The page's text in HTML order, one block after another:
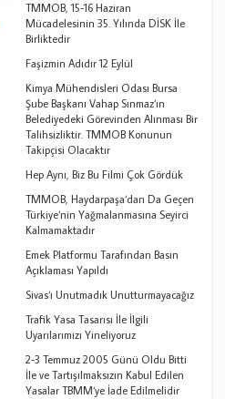
TMMOB, 15-16 Haziran
Mücadelesinin 35. Yılında DİSK İle
Birliktedir
Faşizmin Adıdır 12 Eylül
Kimya Mühendisleri Odası Bursa
Şube Başkanı Vahap Sınmaz‘ın
Belediyedeki Görevinden Alınması Bir
Talihsizliktir. TMMOB Konunun
Takipçisi Olacaktır
Hep Aynı, Biz Bu Filmi Çok Gördük
TMMOB, Haydarpaşa‘dan Da Geçen
Türkiye‘nin Yağmalanmasına Seyirci
Kalmamaktadır
Emek Platformu Tarafından Basın
Açıklaması Yapıldı
Sivas‘ı Unutmadık Unutturmayacağız
Trafik Yasa Tasarısı İle İlgili
Uyarılarımızı Yineliyoruz
2-3 Temmuz 2005 Günü Oldu Bitti
İle ve Tartışılmaksızın Kabul Edilen
Yasalar TBMM‘ye İade Edilmelidir